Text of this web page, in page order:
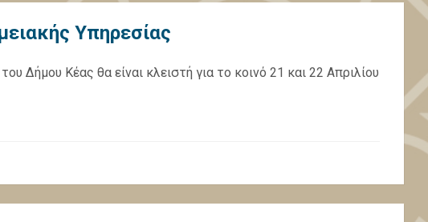
Υπηρεσίας
Δήμου Κέας θα είναι κλειστή για το κοινό 21 και 22 Απριλίου